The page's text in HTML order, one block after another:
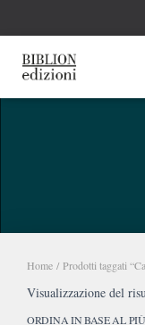
Home / Prodotti taggati
Visualizzazione del